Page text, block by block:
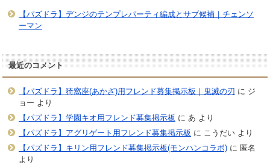
【パズドラ】デンジのテンプレパーティ編成とサブ候補｜チェンソ
ーマン
最近のコメント
【パズドラ】猗窩座(あかざ)用フレンド募集掲示板｜鬼滅の刃 に ジ
ョー より
【パズドラ】学園キオ用フレンド募集掲示板 に あ より
【パズドラ】アグリゲート用フレンド募集掲示板 に こうだいより
【パズドラ】キリン用フレンド募集掲示板(モンハンコラボ)に 匿名
より